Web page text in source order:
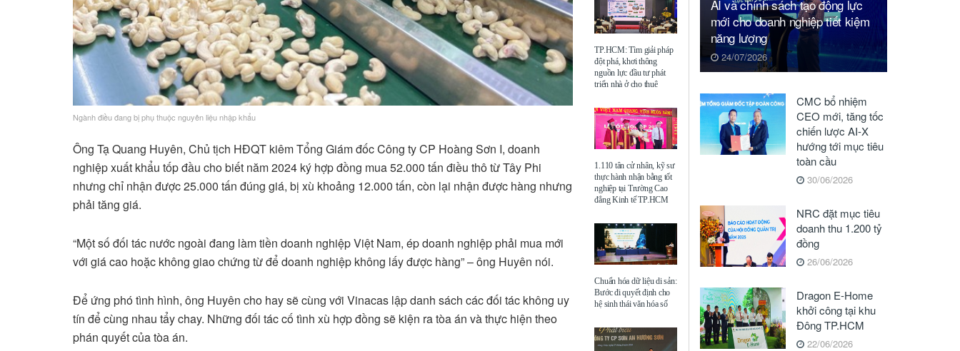
Ngành điều đang bị phụ thuộc nguyên liệu nhập khẩu
Ông Tạ Quang Huyên, Chủ tịch HĐQT kiêm Tổng Giám đốc Công ty CP Hoàng Sơn I, doanh
nghiệp xuất khẩu tốp đầu cho biết năm 2024 ký hợp đồng mua 52.000 tấn điều thô từ Tây Phi
nhưng chỉ nhận được 25.000 tấn đúng giá, bị xù khoảng 12.000 tấn, còn lại nhận được hàng nhưng
phải tăng giá.
“Một số đối tác nước ngoài đang làm tiền doanh nghiệp Việt Nam, ép doanh nghiệp phải mua mới
với giá cao hoặc không giao chứng từ để doanh nghiệp không lấy được hàng” – ông Huyên nói.
Để ứng phó tình hình, ông Huyên cho hay sẽ cùng với Vinacas lập danh sách các đối tác không uy
tín để cùng nhau tẩy chay. Những đối tác cố tình xù hợp đồng sẽ kiện ra tòa án và thực hiện theo
phán quyết của tòa án.
TP.HCM: Tìm giải pháp
đột phá, khơi thông
nguồn lực đầu tư phát
triển nhà ở cho thuê
1.110 tân cử nhân, kỹ sư
thực hành nhận bằng tốt
nghiệp tại Trường Cao
đẳng Kinh tế TP.HCM
Chuẩn hóa dữ liệu di sản:
Bước đi quyết định cho
hệ sinh thái văn hóa số
AI và chính sách tạo động lực
mới cho doanh nghiệp tiết kiệm
năng lượng
24/07/2026
CMC bổ nhiệm
CEO mới, tăng tốc
chiến lược AI-X
hướng tới mục tiêu
toàn cầu
30/06/2026
NRC đặt mục tiêu
doanh thu 1.200 tỷ
đồng
26/06/2026
Dragon E-Home
khởi công tại khu
Đông TP.HCM
22/06/2026